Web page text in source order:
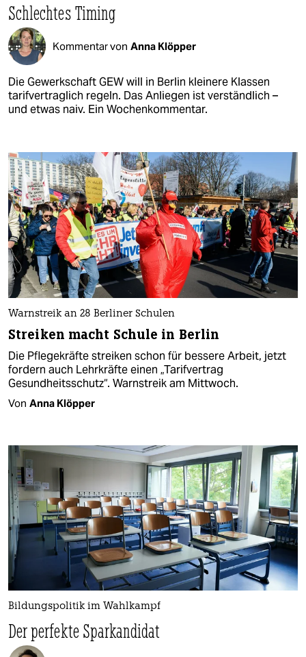
Schlechtes Timing
Kommentar von Anna Klöpper
Die Gewerkschaft GEW will in Berlin kleinere Klassen
tarifvertraglich regeln. Das Anliegen ist verständlich –
und etwas naiv. Ein Wochenkommentar.
Warnstreik an 28 Berliner Schulen
Streiken macht Schule in Berlin
Die Pflegekräfte streiken schon für bessere Arbeit, jetzt
fordern auch Lehrkräfte einen „Tarifvertrag
Gesundheitsschutz“. Warnstreik am Mittwoch.
Von Anna Klöpper
Bildungspolitik im Wahlkampf
Der perfekte Sparkandidat